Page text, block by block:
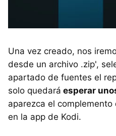
Una vez creado, nos
desde un archivo .zip',
apartado de fuentes el
solo quedará esperar
aparezca el
en la app de Kodi.